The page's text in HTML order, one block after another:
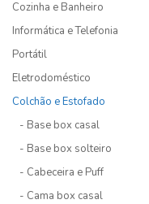
Cozinha e Banheiro
Informática e Telefonia
Portátil
Eletrodoméstico
Colchão e Estofado
- Base box casal
- Base box solteiro
- Cabeceira e Puff
- Cama box casal